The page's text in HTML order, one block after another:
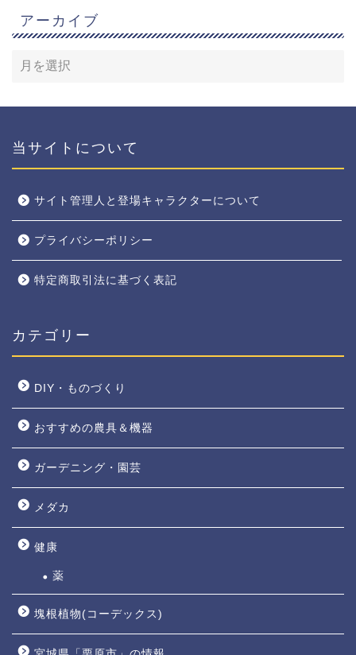
アーカイブ
当サイトについて
サイト管理人と登場キャラクターについて
プライバシーポリシー
特定商取引法に基づく表記
カテゴリー
DIY・ものづくり
おすすめの農具＆機器
ガーデニング・園芸
メダカ
健康
薬
塊根植物(コーデックス)